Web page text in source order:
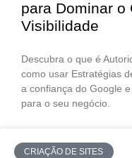
para Dominar o
Visibilidade
Descubra o que é
como usar Estratégias
a confiança do Google
para o seu negócio.
CRIAÇÃO DE SITES